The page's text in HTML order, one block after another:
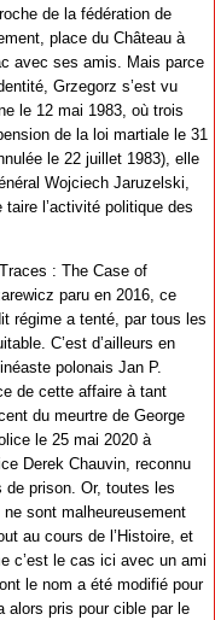
de la fédération de
place du Château à
avec ses amis. Mais parce
Grzegorz s’est vu
le 12 mai 1983, où trois
de la loi martiale le 31
le 22 juillet 1983), elle
Wojciech Jaruzelski,
l’activité politique des
: The Case of
paru en 2016, ce
régime a tenté, par tous les
C’est d’ailleurs en
polonais Jan P.
de cette affaire à tant
du meurtre de George
le 25 mai 2020 à
Derek Chauvin, reconnu
de prison. Or, toutes les
sont malheureusement
au cours de l’Histoire, et
c’est le cas ici avec un ami
le nom a été modifié pour
alors pris pour cible par le